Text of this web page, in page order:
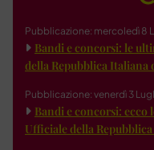
Pubblicazione: mercoledì 8
Bandi e concorsi: le
della Repubblica Italiana
Pubblicazione: venerdì 3
Bandi e concorsi: ecco
Ufficiale della